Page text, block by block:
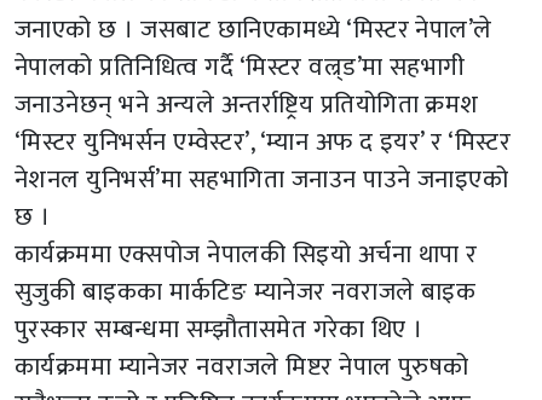
जनाएको छ । जसबाट छानिएकामध्ये ‘मिस्टर नेपाल’ले
नेपालको प्रतिनिधित्व गर्दै ‘मिस्टर वल्र्ड’मा सहभागी
जनाउनेछन् भने अन्यले अन्तर्राष्ट्रिय प्रतियोगिता क्रमश
‘मिस्टर युनिभर्सन एम्वेस्टर’, ‘म्यान अफ द इयर’ र ‘मिस्टर
नेशनल युनिभर्स’मा सहभागिता जनाउन पाउने जनाइएको
छ ।
कार्यक्रममा एक्सपोज नेपालकी सिइयो अर्चना थापा र
सुजुकी बाइकका मार्कटिङ म्यानेजर नवराजले बाइक
पुरस्कार सम्बन्धमा सम्झौतासमेत गरेका थिए ।
कार्यक्रममा म्यानेजर नवराजले मिष्टर नेपाल पुरुषको